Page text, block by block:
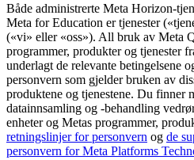
Både administrerte Meta Horizon-
Meta for Education er tjenester («
(«vi» eller «oss»). All bruk av Meta
programmer, produkter og tjenester
underlagt de relevante betingelsene
personvern som gjelder bruken av
produktene og tjenestene. Du finner
datainnsamling og -behandling
enheter og Metas programmer,
retningslinjer for personvern og de
personvern for Meta Platforms